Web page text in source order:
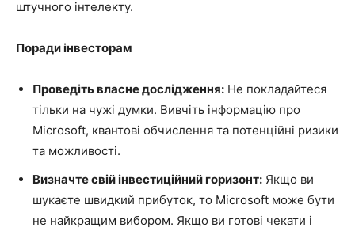
штучного інтелекту.
Поради інвесторам
Проведіть власне дослідження: Не покладайтеся
тільки на чужі думки. Вивчіть інформацію про
Microsoft, квантові обчислення та потенційні ризики
та можливості.
Визначте свій інвестиційний горизонт: Якщо ви
шукаєте швидкий прибуток, то Microsoft може бути
не найкращим вибором. Якщо ви готові чекати і